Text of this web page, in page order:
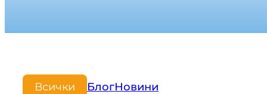
Всички БлогНовини